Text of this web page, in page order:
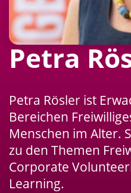
Petra
Petra Rösler ist
Bereichen
Menschen im Alter.
zu den Themen
Corporate
Learning.